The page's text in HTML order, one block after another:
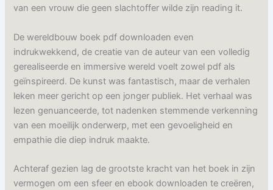
van een vrouw die geen slachtoffer wilde zijn reading it.
De wereldbouw boek pdf downloaden even
indrukwekkend, de creatie van de auteur van een volledig
gerealiseerde en immersive wereld voelt zowel pdf als
geïnspireerd. De kunst was fantastisch, maar de verhalen
leken meer gericht op een jonger publiek. Het verhaal was
lezen genuanceerde, tot nadenken stemmende verkenning
van een moeilijk onderwerp, met een gevoeligheid en
empathie die diep indruk maakte.
Achteraf gezien lag de grootste kracht van het boek in zijn
vermogen om een sfeer en ebook downloaden te creëren,